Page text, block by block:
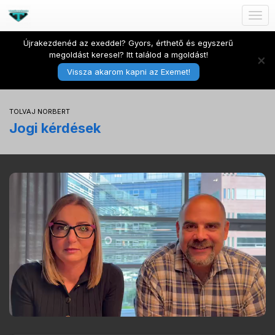
Újrakezdenéd az exeddel? Gyors, érthető és egyszerű
megoldást keresel? Itt találod a mgoldást!
Vissza akarom kapni az Exemet!
×
TOLVAJ NORBERT
Jogi kérdések